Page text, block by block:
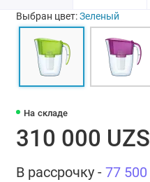
На складе
310 000 UZS
В рассрочку - 77 500
Выбран цвет:Зеленый